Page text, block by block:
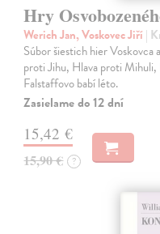
Hry
Werich Jan, Voskovec Jiří |
Súbor šiestich hier
proti Jihu, Hlava proti
Falstaffovo babí léto.
Zasielame do 12 dní
15,42 €
15,90 € ?